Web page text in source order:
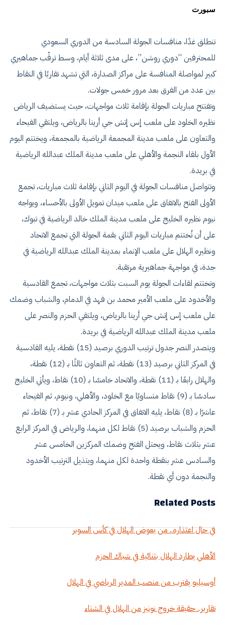
سبورت
تنطلق غدًا، منافسات الجولة السادسة من الدوري السعودي
للمحترفين “دوري روشن”، على مدى ثلاثة أيام، وسط ترقّب جماهيري
كبير لمواصلة المنافسة على مراكز الصدارة، التي تشهد تقاربًا في النقاط
بين عدد من الفرق بعد مرور خمس جولات.
وتفتتح مباريات الجولة بإقامة ثلاث مواجهات، حيث يستضيف الرياض
نظيره الخلود على ملعب إس إتش جي أرينا بالرياض، ويلتقي الفيحاء
والتعاون على ملعب مدينة المجمعة الرياضية بالمجمعة، ويختتم اليوم
الأول بلقاء النجمة والأهلي على ملعب مدينة الملك عبدالله الرياضية
في بريدة.
وتتواصل منافسات الجولة في اليوم الثاني بإقامة ثلاث مباريات، تجمع
الأولى الفتح بالاتفاق على ملعب ميدان تمويل الأولى بالأحساء، ويواجه
نيوم نظيره الخليج على ملعب مدينة الملك خالد الرياضية في تبوك،
على أن تُختتم مباريات اليوم الثاني بقمة الجولة التي تجمع الاتحاد
ونظيره الهلال على ملعب الإنماء بمدينة الملك عبدالله الرياضية في
جدة، في مواجهة جماهيرية مرتقبة.
وتختتم لقاءات الجولة يوم السبت بثلاث مواجهات، تجمع القادسية
والأخدود على ملعب الأمير محمد بن فهد في الدمام، والشباب وضمك
على ملعب إس إتش جي أرينا بالرياض، ويلتقي الحزم والنصر على
ملعب مدينة الملك عبدالله الرياضية في بريدة.
ويتصدر النصر جدول ترتيب الدوري برصيد (15) نقطة، يليه القادسية
في المركز الثاني برصيد (13) نقطة، ثم التعاون ثالثًا بـ (12) نقطة،
والهلال رابعًا بـ (11) نقطة، والاتحاد خامسًا بـ (10) نقاط، ويأتي الخليج
سادسًا بـ (9) نقاط متساويًا مع الخلود، والأهلي، ونيوم، ثم الفيحاء
عاشرًا بـ (8) نقاط، يليه الاتفاق في المركز الحادي عشر بـ (7) نقاط، ثم
الحزم والشباب برصيد (5) نقاط لكل منهما، والرياض في المركز الرابع
عشر بثلاث نقاط، ويحتل الفتح وضمك المركزين الخامس عشر
والسادس عشر بنقطة واحدة لكل منهما، ويتذيل الترتيب الأخدود
والنجمة دون أي نقطة.
Related Posts
في حال اعتذاره.. من يعوض الهلال في كأس السوبر
الأهلي يطارد الهلال بثنائية في شباك الحزم
أوسيليو يقترب من منصب المدير الرياضي في الهلال
تقارير.. حقيقة خروج نونيز من الهلال في الشتاء